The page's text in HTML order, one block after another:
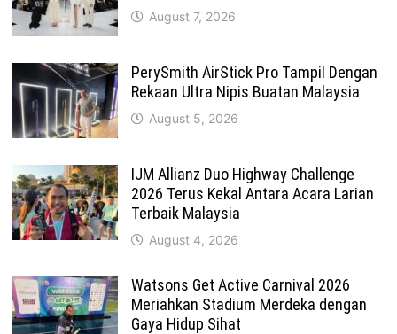
August 7, 2026
PerySmith AirStick Pro Tampil Dengan
Rekaan Ultra Nipis Buatan Malaysia
August 5, 2026
IJM Allianz Duo Highway Challenge
2026 Terus Kekal Antara Acara Larian
Terbaik Malaysia
August 4, 2026
Watsons Get Active Carnival 2026
Meriahkan Stadium Merdeka dengan
Gaya Hidup Sihat